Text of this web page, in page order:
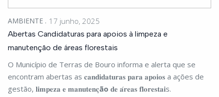
AMBIENTE 17 junho, 2025
Abertas Candidaturas para apoios à limpeza e
manutenção de áreas florestais
O Município de Terras de Bouro informa e alerta que se
encontram abertas as 𝐜𝐚𝐧𝐝𝐢𝐝𝐚𝐭𝐮𝐫𝐚𝐬 𝐩𝐚𝐫𝐚 𝐚𝐩𝐨𝐢𝐨𝐬 a ações de
gestão, 𝐥𝐢𝐦𝐩𝐞𝐳𝐚 𝐞 𝐦𝐚𝐧𝐮𝐭𝐞𝐧𝐜̧ão 𝐝𝐞 𝐚́𝐫𝐞𝐚𝐬 𝐟𝐥𝐨𝐫𝐞𝐬𝐭𝐚𝐢s.